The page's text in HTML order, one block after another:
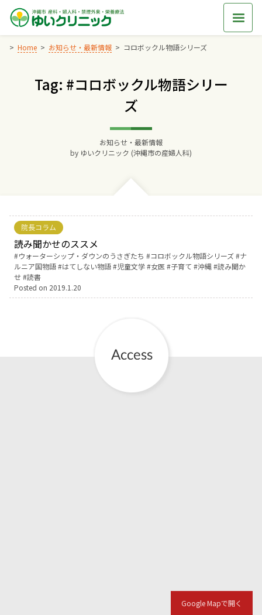
Skip
content
Home お知らせ・最新情報 コロボックル物語シリーズ
Tag: #コロボックル物語シリー
ズ
お知らせ・最新情報
by ゆいクリニック (沖縄市の産婦人科)
院長コラム
読み聞かせのススメ
Tags:
ウォーターシップ・ダウンのうさぎたち コロボックル物語シリーズ
ナ
ルニア国物語
はてしない物語 児童文学 女医 子育て 沖縄
読み聞か
せ 読書
Posted on 2019.1.20
Google Mapで開く
Home
院長からのごあいさつ
ゆいクリニックの経営理念
診療料金
妊婦健診
母乳育児
予防接種